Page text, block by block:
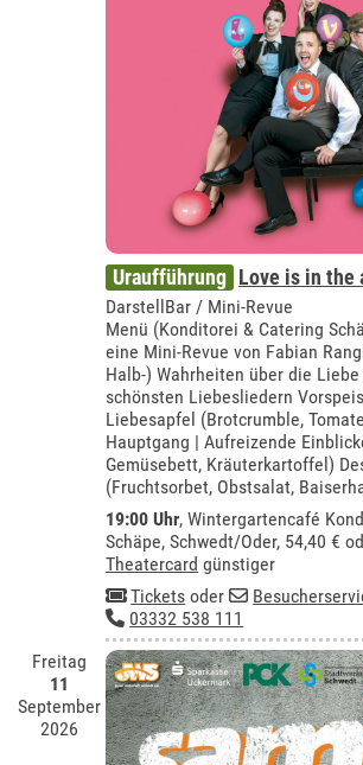
Uraufführung Love is in the
DarstellBar / Mini-Revue
Menü (Konditorei & Catering
eine Mini-Revue von Fabian
Halb-) Wahrheiten über die
schönsten Liebesliedern
Liebesapfel (Brotcrumble,
Hauptgang | Aufreizende
Gemüsebett, Kräuterkartoffel)
(Fruchtsorbet, Obstsalat,
19:00 Uhr,Wintergartencafé
Schäpe, Schwedt/Oder, 54,40 €
Theatercard günstiger
Tickets oder
03332 538 111
Freitag
11
September
2026